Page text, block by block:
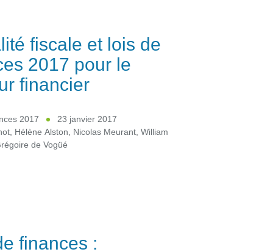
fiscale et lois de
2017 pour le
financier
2017
23 janvier 2017
, Hélène Alston, Nicolas Meurant,William
de Vogüé
finances :